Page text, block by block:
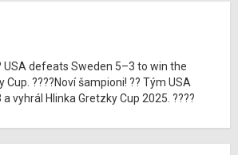
USA defeats Sweden 5–3 to win the
Cup. ????Noví šampioni! ?? Tým USA
vyhrál Hlinka Gretzky Cup 2025. ????